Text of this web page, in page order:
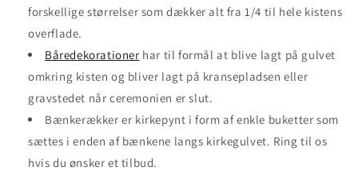
forskellige størrelser som dækker alt fra 1/4 til hele kistens
overflade.
Båredekorationer har til formål at blive lagt på gulvet
omkring kisten og bliver lagt på kransepladsen eller
gravstedet når ceremonien er slut.
Bænkerækker er kirkepynt i form af enkle buketter som
sættes i enden af bænkene langs kirkegulvet. Ring til os
hvis du ønsker et tilbud.